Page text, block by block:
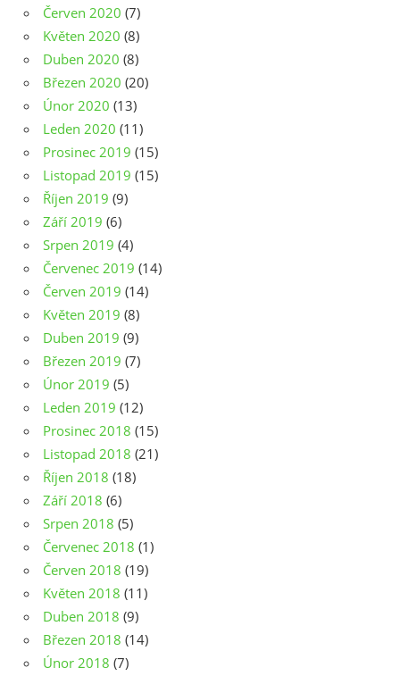
Červen 2020 (7)
Květen 2020 (8)
Duben 2020 (8)
Březen 2020 (20)
Únor 2020 (13)
Leden 2020 (11)
Prosinec 2019 (15)
Listopad 2019 (15)
Říjen 2019 (9)
Září 2019 (6)
Srpen 2019 (4)
Červenec 2019 (14)
Červen 2019 (14)
Květen 2019 (8)
Duben 2019 (9)
Březen 2019 (7)
Únor 2019 (5)
Leden 2019 (12)
Prosinec 2018 (15)
Listopad 2018 (21)
Říjen 2018 (18)
Září 2018 (6)
Srpen 2018 (5)
Červenec 2018 (1)
Červen 2018 (19)
Květen 2018 (11)
Duben 2018 (9)
Březen 2018 (14)
Únor 2018 (7)